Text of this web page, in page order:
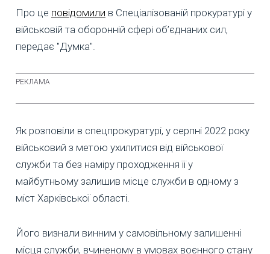
Про це повідомили в Спеціалізованій прокуратурі у
військовій та оборонній сфері об’єднаних сил,
передає "Думка".
Як розповіли в спецпрокуратурі, у серпні 2022 року
військовий з метою ухилитися від військової
служби та без наміру проходження її у
майбутньому залишив місце служби в одному з
міст Харківської області.
Його визнали винним у самовільному залишенні
місця служби, вчиненому в умовах воєнного стану